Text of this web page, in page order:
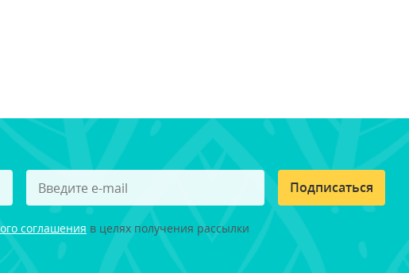
Подписаться
соглашения в целях получения рассылки